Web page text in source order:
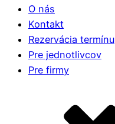
O nás
Kontakt
Rezervácia termínu
Pre jednotlivcov
Pre firmy